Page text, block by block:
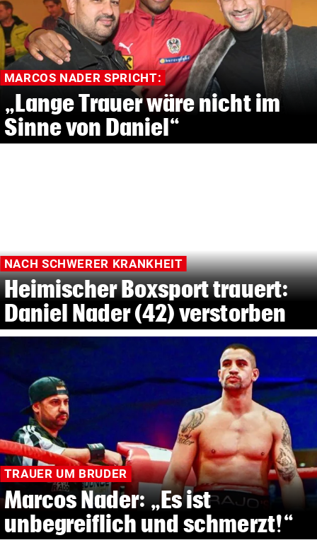
MARCOS NADER SPRICHT:
„Lange Trauer wäre nicht im
Sinne von Daniel“
NACH SCHWERER KRANKHEIT
Heimischer Boxsport trauert:
Daniel Nader (42) verstorben
TRAUER UM BRUDER
Marcos Nader: „Es ist
unbegreiflich und schmerzt!“